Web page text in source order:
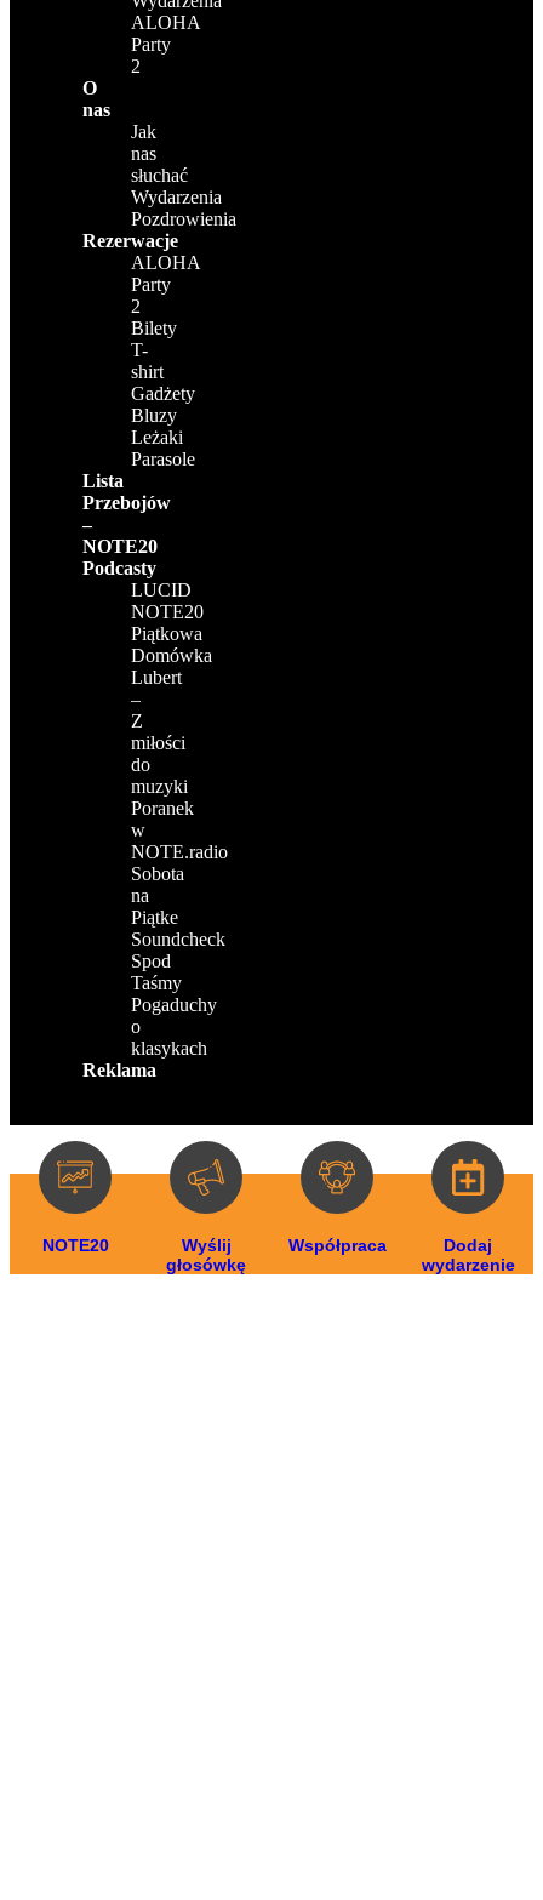
ALOHA
Party
2
O
nas
Jak
nas
słuchać
Wydarzenia
Pozdrowienia
Rezerwacje
ALOHA
Party
2
Bilety
T-
shirt
Gadżety
Bluzy
Leżaki
Parasole
Lista
Przebojów
–
NOTE20
Podcasty
LUCID
NOTE20
Piątkowa
Domówka
Lubert
–
Z
miłości
do
muzyki
Poranek
w
NOTE.radio
Sobota
na
Piątke
Soundcheck
Spod
Taśmy
Pogaduchy
o
klasykach
Reklama
NOTE20
Wyślij
głosówkę
Współpraca
Dodaj
wydarzenie